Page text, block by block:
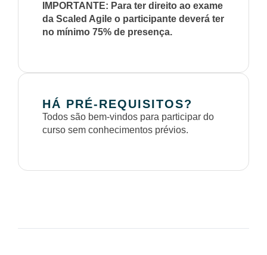
IMPORTANTE: Para ter direito ao exame
da Scaled Agile o participante deverá ter
no mínimo 75% de presença.
HÁ PRÉ-REQUISITOS?
Todos são bem-vindos para participar do
curso sem conhecimentos prévios.